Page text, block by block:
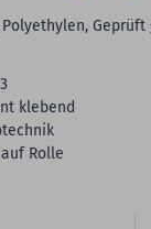
Geprüft
klebend
Rolle